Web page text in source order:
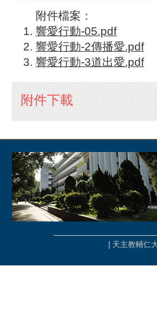
附件檔案：
響愛行動-05.pdf
響愛行動-2傳播愛.pdf
響愛行動-3道出愛.pdf
附件下載
| 天主教輔